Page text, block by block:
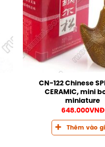
CN-122 Chinese
CERAMIC, mini
miniature
648.000VNĐ
Thêm vào